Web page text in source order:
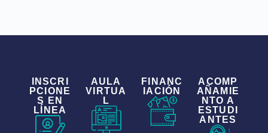
INSCRI
PCIONE
S EN
LÍNEA
AULA
VIRTUA
L
FINANC
IACIÓN
ACOMP
AÑAMIE
NTO A
ESTUDI
ANTES